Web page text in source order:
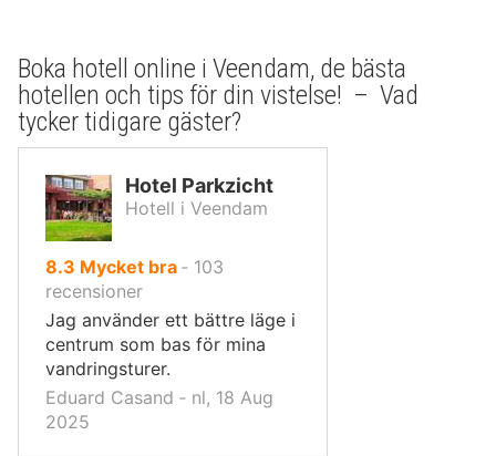
Boka hotell online i Veendam, de bästa
hotellen och tips för din vistelse! – Vad
tycker tidigare gäster?
Hotel Parkzicht
Hotell i Veendam
8.3 av
10,
Mycket bra ‐ 103
recensioner
Jag använder ett bättre läge i
centrum som bas för mina
vandringsturer.
Eduard Casand ‐ nl, 18 Aug
2025